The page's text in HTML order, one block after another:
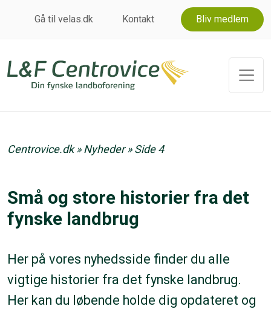
Gå til velas.dk Kontakt Bliv medlem
Centrovice.dk»Nyheder»Side 4
Små og store historier fra det
fynske landbrug
Her på vores nyhedsside finder du alle
vigtige historier fra det fynske landbrug.
Her kan du løbende holde dig opdateret og